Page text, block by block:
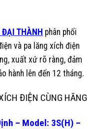
ĐẠI THÀNH phân phối
và pa lăng xích điện
xuất xứ rõ ràng, đảm
hành lên đến 12 tháng.
ĐIỆN CÙNG HÃNG
– Model: 3S(H) –